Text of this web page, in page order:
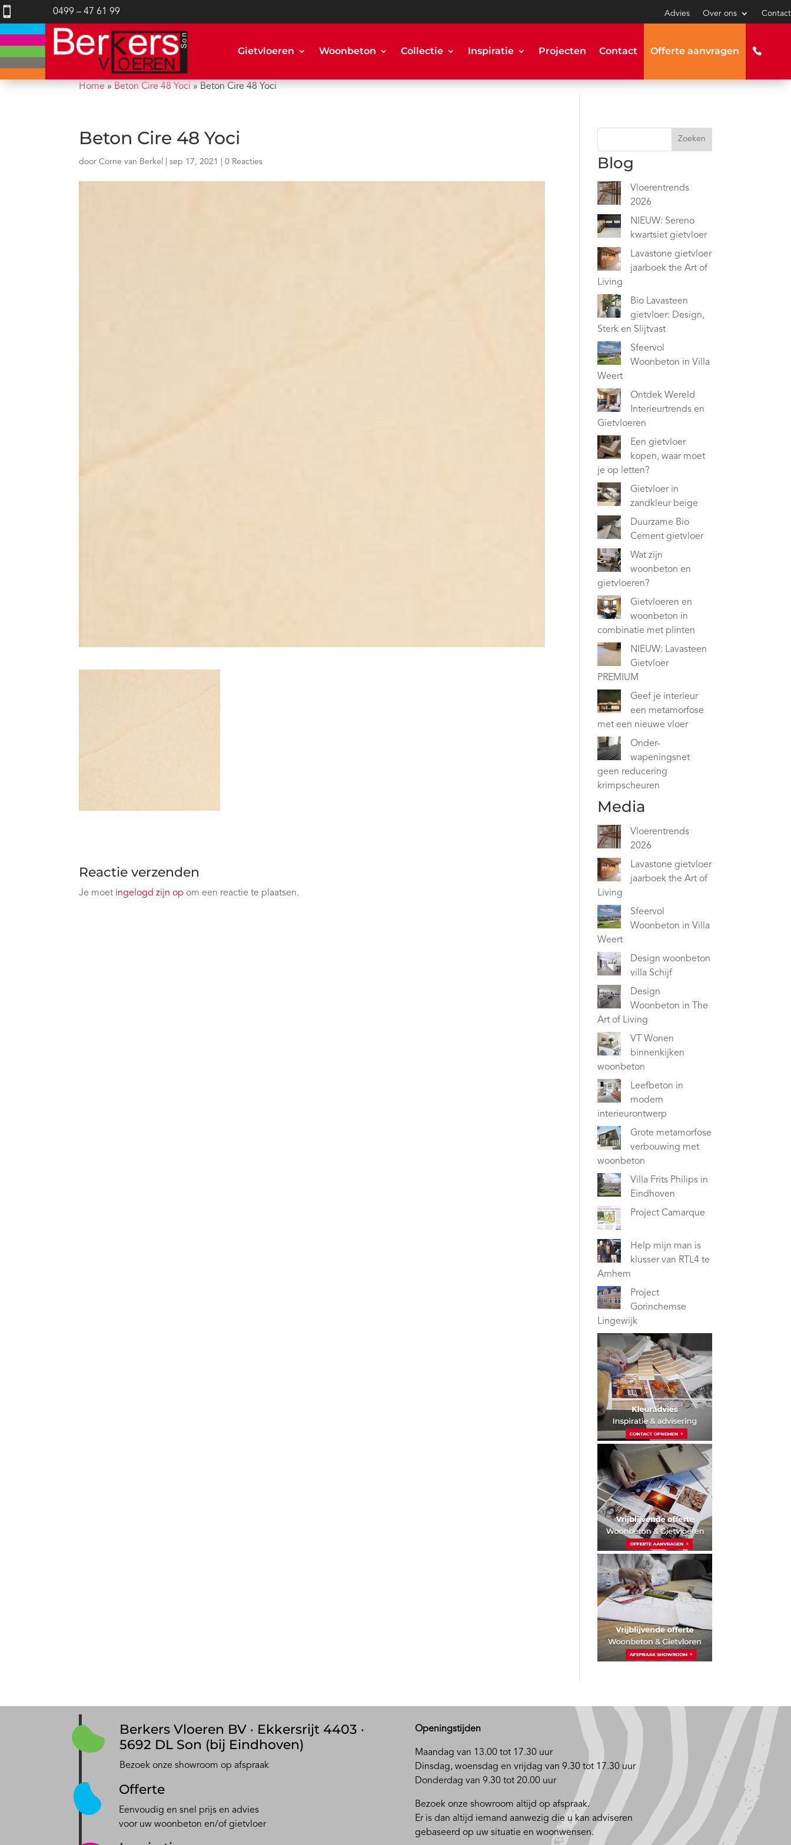
 0499 – 47 61 99 Advies Over ons Contact
Gietvloeren Woonbeton Collectie Inspiratie Projecten Contact Offerte aanvragen
Home » Beton Cire 48 Yoci » Beton Cire 48 Yoci
Beton Cire 48 Yoci
doorCorne van Berkel |sep 17, 2021 |0 Reacties
Reactie verzenden
Je moet ingelogd zijn op om een reactie te plaatsen.
Zoeken
Blog
Vloerentrends
2026
NIEUW: Sereno
kwartsiet gietvloer
Lavastone gietvloer
jaarboek the Art of
Living
Bio Lavasteen
gietvloer: Design,
Sterk en Slijtvast
Sfeervol
Woonbeton in Villa
Weert
Ontdek Wereld
Interieurtrends en
Gietvloeren
Een gietvloer
kopen, waar moet
je op letten?
Gietvloer in
zandkleur beige
Duurzame Bio
Cement gietvloer
Wat zijn
woonbeton en
gietvloeren?
Gietvloeren en
woonbeton in
combinatie met plinten
NIEUW: Lavasteen
Gietvloer
PREMIUM
Geef je interieur
een metamorfose
met een nieuwe vloer
Onder-
wapeningsnet
geen reducering
krimpscheuren
Media
Vloerentrends
2026
Lavastone gietvloer
jaarboek the Art of
Living
Sfeervol
Woonbeton in Villa
Weert
Design woonbeton
villa Schijf
Design
Woonbeton in The
Art of Living
VT Wonen
binnenkijken
woonbeton
Leefbeton in
modern
interieurontwerp
Grote metamorfose
verbouwing met
woonbeton
Villa Frits Philips in
Eindhoven
Project Camarque
Help mijn man is
klusser van RTL4 te
Arnhem
Project
Gorinchemse
Lingewijk
Berkers Vloeren BV · Ekkersrijt 4403 ·
5692 DL Son (bij Eindhoven)
Bezoek onze showroom op afspraak
Offerte
Eenvoudig en snel prijs en advies
voor uw woonbeton en/of gietvloer
Openingstijden
Maandag van 13.00 tot 17.30 uur
Dinsdag, woensdag en vrijdag van 9.30 tot 17.30 uur
Donderdag van 9.30 tot 20.00 uur
Bezoek onze showroom altijd op afspraak.
Er is dan altijd iemand aanwezig die u kan adviseren
gebaseerd op uw situatie en woonwensen.